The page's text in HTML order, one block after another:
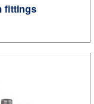
fittings